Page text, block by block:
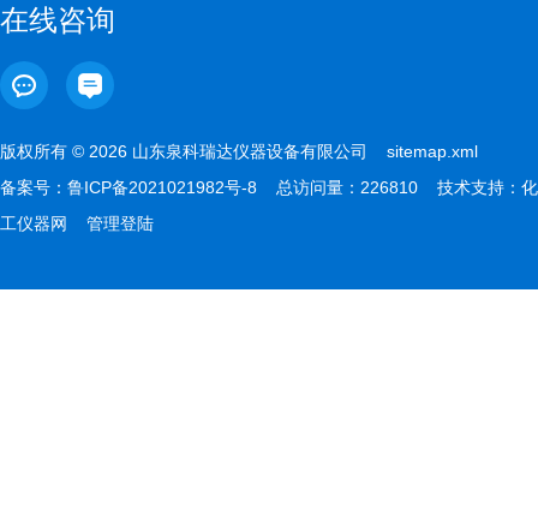
在线咨询
版权所有 © 2026 山东泉科瑞达仪器设备有限公司 sitemap.xml
备案号： 鲁ICP备2021021982号-8 总访问量：226810 技术支持： 化
工仪器网
管理登陆